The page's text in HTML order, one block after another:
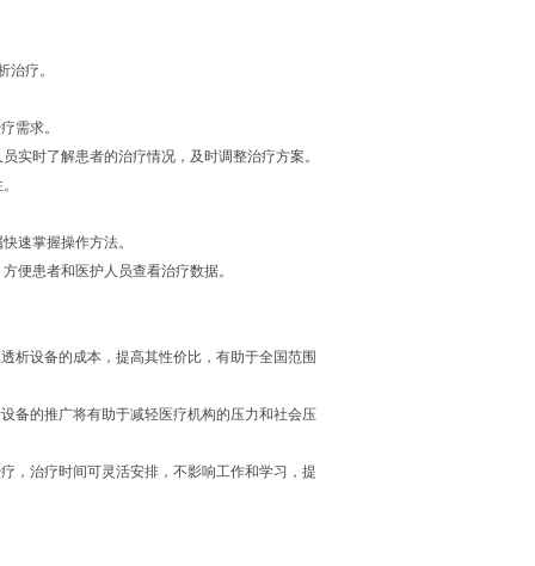
疗。
需求。
实时了解患者的治疗情况，及时调整治疗方案。
速掌握操作方法。
便患者和医护人员查看治疗数据。
析设备的成本，提高其性价比，有助于全国范围
备的推广将有助于减轻医疗机构的压力和社会压
，治疗时间可灵活安排，不影响工作和学习，提